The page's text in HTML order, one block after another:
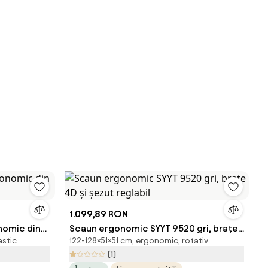
din
1.099,89 RON
Scaun ergonomic SYYT 9520 gri, brațe
4D și șezut reglabil
122-128×51×51 cm, ergonomic, rotativ
(1)